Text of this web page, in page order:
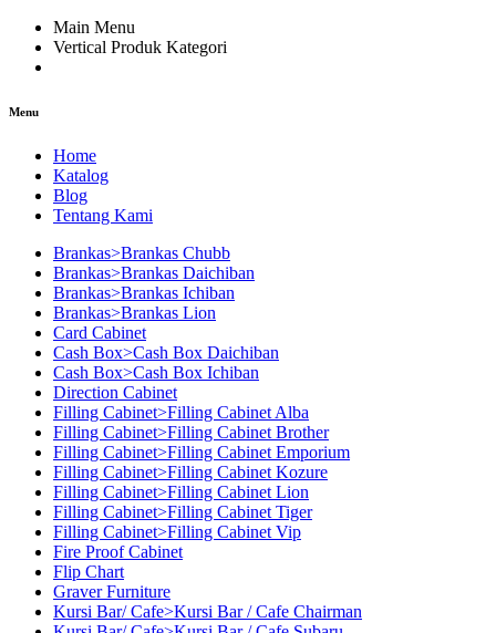
Main Menu
Vertical Produk Kategori
Menu
Home
Katalog
Blog
Tentang Kami
Brankas>Brankas Chubb
Brankas>Brankas Daichiban
Brankas>Brankas Ichiban
Brankas>Brankas Lion
Card Cabinet
Cash Box>Cash Box Daichiban
Cash Box>Cash Box Ichiban
Direction Cabinet
Filling Cabinet>Filling Cabinet Alba
Filling Cabinet>Filling Cabinet Brother
Filling Cabinet>Filling Cabinet Emporium
Filling Cabinet>Filling Cabinet Kozure
Filling Cabinet>Filling Cabinet Lion
Filling Cabinet>Filling Cabinet Tiger
Filling Cabinet>Filling Cabinet Vip
Fire Proof Cabinet
Flip Chart
Graver Furniture
Kursi Bar/ Cafe>Kursi Bar / Cafe Chairman